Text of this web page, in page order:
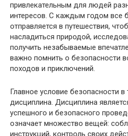
привлекательным для людей
интересов. С каждым годом все
отправляется в путешествия,
насладиться природой,
получить незабываемые
важно помнить о безопасности
походов и приключений.
Главное условие безопасности
дисциплина. Дисциплина
успешного и безопасного
означает множество вещей:
инструкций, контроль своих